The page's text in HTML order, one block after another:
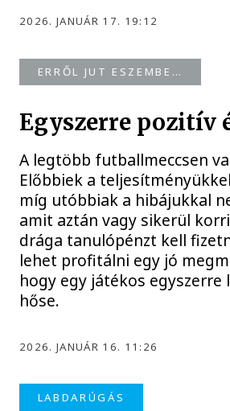
2026. JANUÁR 17. 19:12
ERRŐL JUT ESZEMBE…
Egyszerre pozitív
A legtöbb futballmeccsen
Előbbiek a
míg utóbbiak a hibájukkal
amit aztán vagy sikerül
drága tanulópénzt kell
lehet profitálni egy jó
hogy egy játékos egyszerre
hőse.
2026. JANUÁR 16. 11:26
LABDARÚGÁS